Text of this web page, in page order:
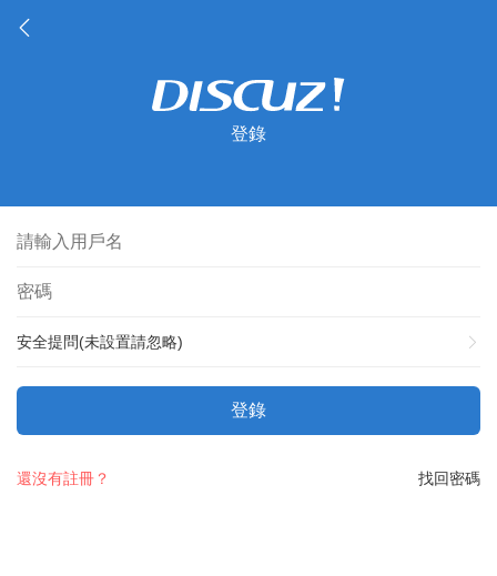
登錄
安全提問(未設置請忽略)
登錄
找回密碼
還沒有註冊？